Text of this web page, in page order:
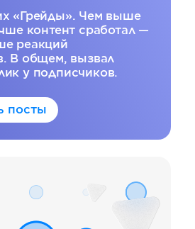
«Грейды». Чем выше
контент сработал —
реакций
В общем, вызвал
у подписчиков.
посты